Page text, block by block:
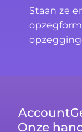
Staan ze
Onze